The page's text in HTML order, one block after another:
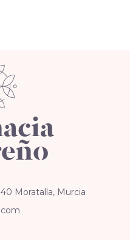
Moratalla, Murcia